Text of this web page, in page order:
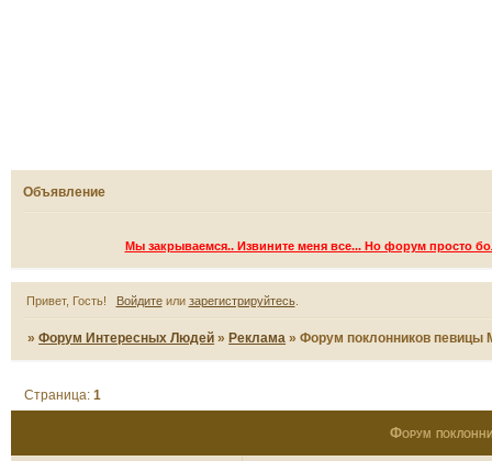
Объявление
Мы закрываемся.. Извините меня все... Но форум просто
Привет, Гость! Войдитеили зарегистрируйтесь.
»Форум Интересных Людей » Реклама »Форум поклонников певицы
Форум
Страница:1